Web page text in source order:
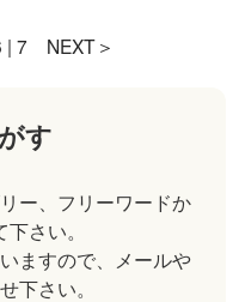
| 7 NEXT＞
す
ー、フリーワードか
さい。
ますので、メールや
下さい。